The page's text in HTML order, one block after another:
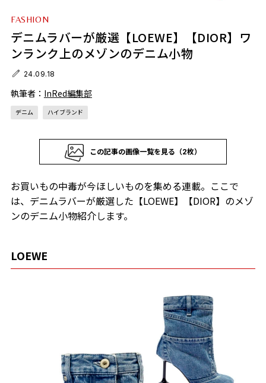
FASHION
デニムラバーが厳選【LOEWE】【DIOR】ワ
ンランク上のメゾンのデニム小物
24.09.18
執筆者： InRed編集部
デニム ハイブランド
この記事の画像一覧を見る（2枚）
お買いもの中毒が今ほしいものを集める連載。ここで
は、デニムラバーが厳選した【LOEWE】【DIOR】のメゾ
ンのデニム小物紹介します。
LOEWE